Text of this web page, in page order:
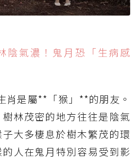
陰氣濃！鬼月恐「生病感
肖是屬**「猴」**的朋友。
林茂密的地方往往是陰氣
大多棲息於樹木繁茂的環
人在鬼月特別容易受到影